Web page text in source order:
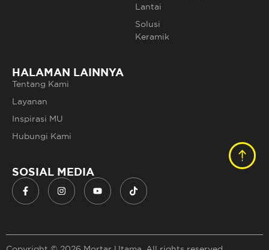
Lantai
Solusi
Keramik
HALAMAN LAINNYA
Tentang Kami
Layanan
Inspirasi MU
Hubungi Kami
SOSIAL MEDIA